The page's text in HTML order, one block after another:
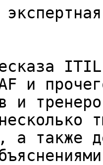
и
и
а также